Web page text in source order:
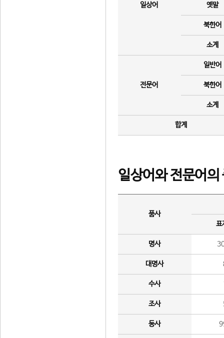
일상어 옛말
북한어
소계
전문어
일반어
북한어
소계
합계
일상어와 전문어의
품사
표
명사
대명사
수사
조사
동사